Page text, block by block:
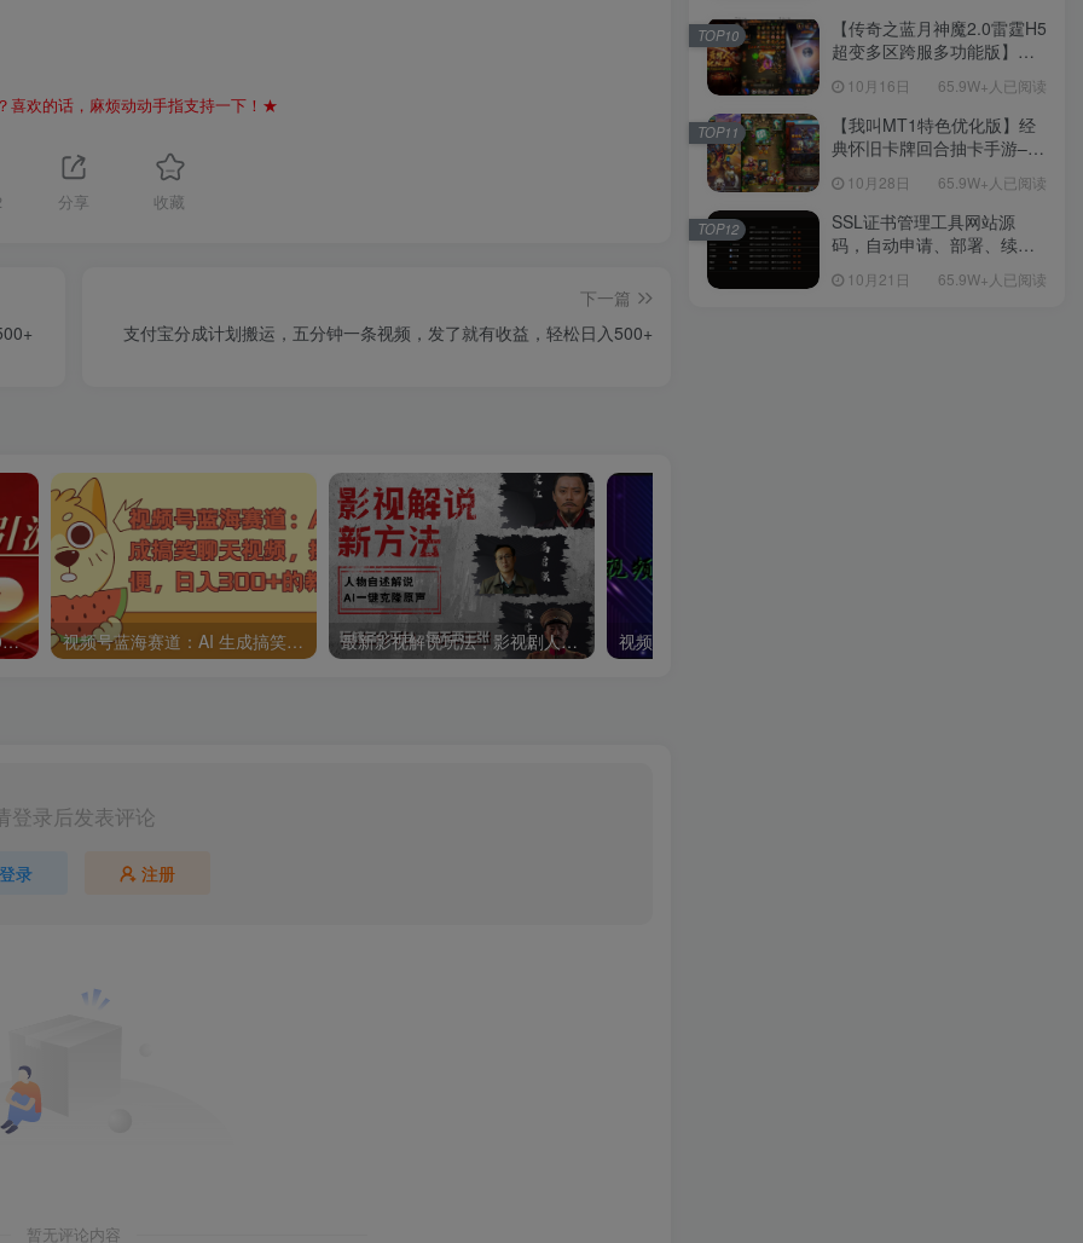
喜欢的话，麻烦动动手指支持一下！★
分享 收藏
下一篇
支付宝分成计划搬运，五分钟一条视频，发了就有收益，轻松日入500+
10月最新暴力引流，日引300+精准创业粉 视频号蓝海赛道：AI 生成搞笑聊天视频，操作简便，日入300+的教程 最新影视解说玩法，影视剧人物自述，AI一键克隆生成，无需写文案 各个平台流量通吃，每天轻松两三张
登录后发表评论
登录 注册
暂无评论内容
【传奇之蓝月神魔2.0雷霆H5
超变多区跨服多功能版】三
理单机一键即玩镜像端-打包
Linux服务端源码-视频架设
教程
10月16日 65.9W+人已阅读
TOP10
【我叫MT1特色优化版】经
典怀旧卡牌回合抽卡手游–打
教程-多功能GM后台工具-网
页注册-安卓版本！
10月28日 65.9W+人已阅读
TOP11
SSL证书管理工具网站源
码，自动申请、部署、续期
10月21日 65.9W+人已阅读
TOP12